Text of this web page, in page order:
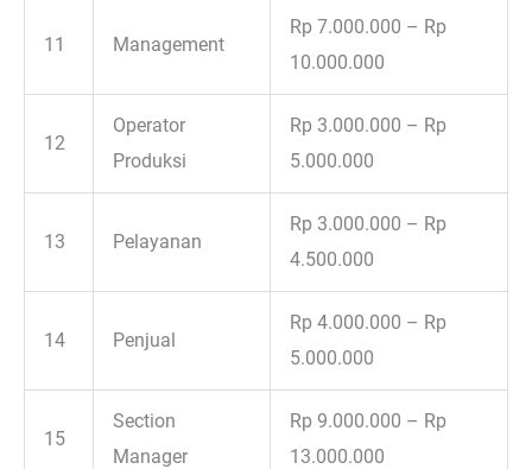
11 Management
Rp 7.000.000 – Rp
10.000.000
12
Operator
Produksi
Rp 3.000.000 – Rp
5.000.000
13 Pelayanan
Rp 3.000.000 – Rp
4.500.000
14 Penjual
Rp 4.000.000 – Rp
5.000.000
15
Section
Manager
Rp 9.000.000 – Rp
13.000.000